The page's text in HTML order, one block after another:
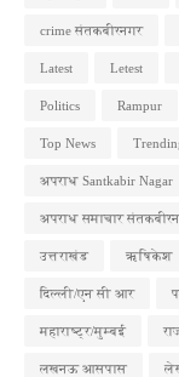
crime संतकबीरनगर
Latest Letest
Politics Rampur
Top News
अपराध Santkabir Nagar
अपराध समाचार
उत्तराखंड ऋषिकेश
दिल्ली/एन सी आर
महाराष्ट्र/मुम्बई
लखनऊ आसपास